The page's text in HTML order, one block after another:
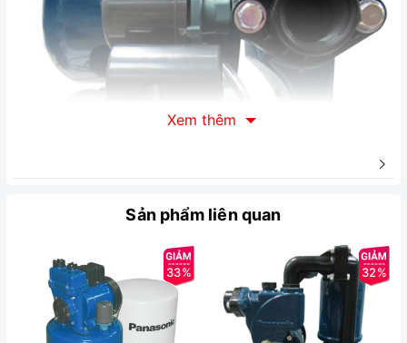
Xem thêm
Sản phẩm liên quan
33% 32%